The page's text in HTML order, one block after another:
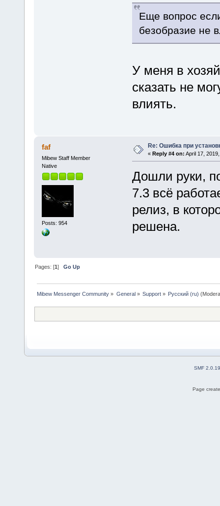
Еще вопрос
безобразие не
У меня в
сказать не
влиять.
faf
Mibew Staff Member
Native
Posts: 954
Re: Ошибка при
« Reply #4 on: April 17,
Дошли руки,
7.3 всё
релиз, в
решена.
Pages: [1]Go Up
Mibew Messenger Community » General» Support» Русский (ru)
SMF 2.0.19
Page